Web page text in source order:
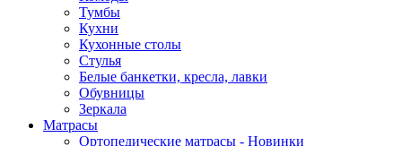
Тумбы
Кухни
Кухонные столы
Стулья
Белые банкетки, кресла, лавки
Обувницы
Зеркала
Матрасы
Ортопедические матрасы - Новинки